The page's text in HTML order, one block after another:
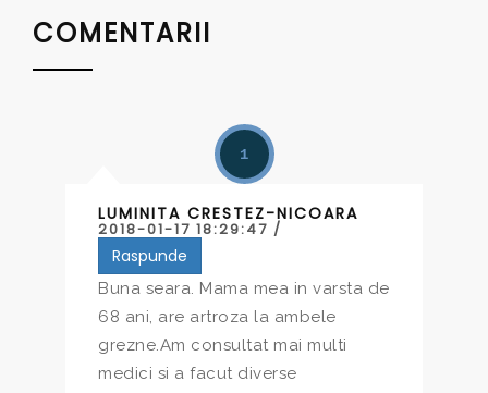
COMENTARII
1
LUMINITA CRESTEZ-NICOARA
2018-01-17 18:29:47 /
Raspunde
Buna seara. Mama mea in varsta de
68 ani, are artroza la ambele
grezne.Am consultat mai multi
medici si a facut diverse